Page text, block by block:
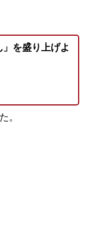
を盛り上げよ
。